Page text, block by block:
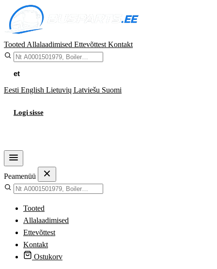
Tooted Allalaadimised Ettevõttest Kontakt
et
Eesti English Lietuvių Latviešu Suomi
Logi sisse
Peamenüü
Tooted
Allalaadimised
Ettevõttest
Kontakt
Ostukorv